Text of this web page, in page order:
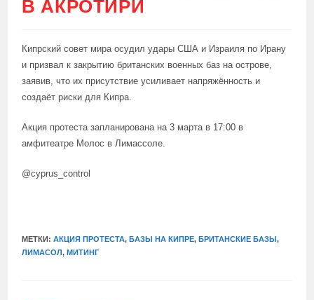
В АКРОТИРИ
Кипрский совет мира осудил удары США и Израиля по Ирану
и призвал к закрытию британских военных баз на острове,
заявив, что их присутствие усиливает напряжённость и
создаёт риски для Кипра.
Акция протеста запланирована на 3 марта в 17:00 в
амфитеатре Молос в Лимассоле.
@cyprus_control
МЕТКИ:АКЦИЯ ПРОТЕСТА, БАЗЫ НА КИПРЕ, БРИТАНСКИЕ БАЗЫ,
ЛИМАСОЛ, МИТИНГ